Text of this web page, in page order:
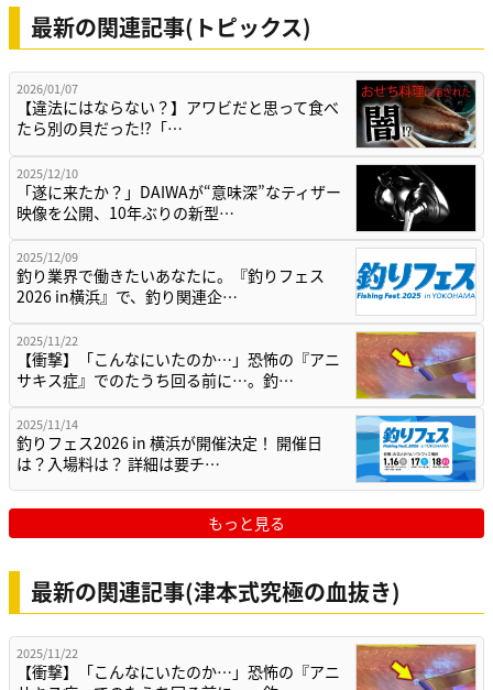
最新の関連記事(トピックス)
2026/01/07
【違法にはならない？】アワビだと思って食べ
たら別の貝だった⁉「…
2025/12/10
「遂に来たか？」DAIWAが“意味深”なティザー
映像を公開、10年ぶりの新型…
2025/12/09
釣り業界で働きたいあなたに。『釣りフェス
2026 in横浜』で、釣り関連企…
2025/11/22
【衝撃】「こんなにいたのか…」恐怖の『アニ
サキス症』でのたうち回る前に…。釣…
2025/11/14
釣りフェス2026 in 横浜が開催決定！ 開催日
は？入場料は？ 詳細は要チ…
もっと見る
最新の関連記事(津本式究極の血抜き)
2025/11/22
【衝撃】「こんなにいたのか…」恐怖の『アニ